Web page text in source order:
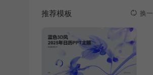
推荐模板 换